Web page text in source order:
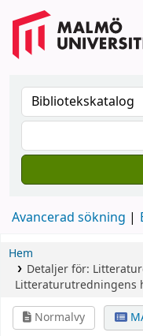
Avancerad sökning
Hem
Detaljer för:
Litteraturutredningens
Normalvy